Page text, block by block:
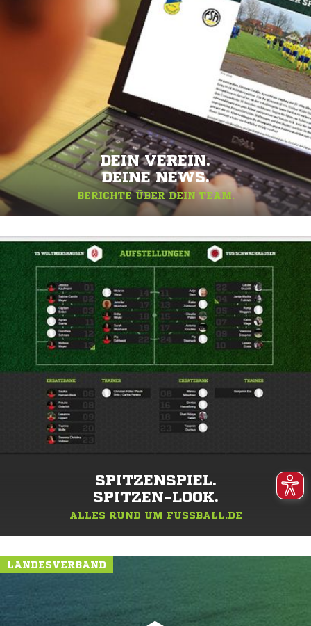
DEIN VEREIN.
DEINE NEWS.
BERICHTE ÜBER DEIN TEAM.
SPITZENSPIEL.
SPITZEN-LOOK.
ALLES RUND UM FUSSBALL.DE
LANDESVERBAND